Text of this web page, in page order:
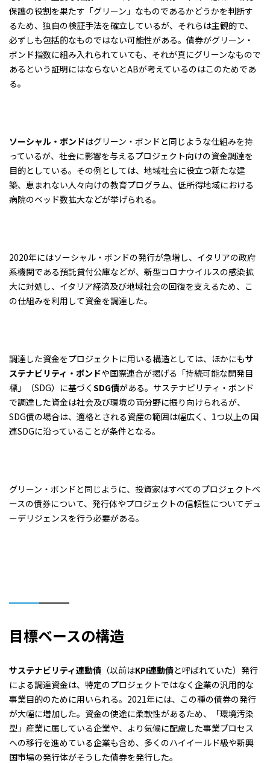
保護の役割を果たす「グリーン」なものであるかどうかを判断す
るため、独自の検証手法を確立しているが、それらは主観的で、
必ずしも包括的なものではない可能性がある。債券がグリーン・
ボンド指数に組み入れられていても、それが真にグリーンなもので
あるという証明にはならないとABが考えているのはこのためであ
る。
ソーシャル・ボンドはグリーン・ボンドと同じような仕組みを持
っているが、社会に影響を与えるプロジェクト向けの資金調達を
目的としている。その例としては、地域社会に役立つ新たな建
築、恵まれない人々向けの教育プログラム、低所得地域における
病院のベッド数拡大などが挙げられる。
2020年にはソーシャル・ボンドの発行が急増し、イタリアの政府
系機関である預託貸付公庫などが、新型コロナウイルスの感染拡
大に対処し、イタリア経済及び地域社会の回復を支えるため、こ
の仕組みを利用して資金を調達した。
調達した資金をプロジェクトに用いる構造としては、ほかにもサ
ステナビリティ・ボンドや国際連合が掲げる「持続可能な開発目
標」（SDG）に基づく SDG債がある。サステナビリティ・ボンド
で調達した資金は社会及び環境の両分野に振り向けられるが、
SDG債の場合は、適格とされる資産の範囲は幅広く、1つ以上の国
連SDGに沿っていることが条件となる。
グリーン・ボンドと同じように、投資家はすべてのプロジェクトベ
ースの債券について、発行体やプロジェクトの信頼性についてデュ
ーデリジェンスを行う必要がある。
目標ベースの構造
サステナビリティ連動債 （以前はKPI連動債と呼ばれていた）発行
による調達資金は、特定のプロジェクトではなく企業の汎用的な
事業目的のために用いられる。2021年には、この種の債券の発行
が大幅に増加した。資金の使途に柔軟性があるため、「環境汚染
型」産業に属している企業や、より気候に配慮した事業プロセス
への移行を進めている企業も含め、多くのハイイールド級や新興
国市場の発行体がそうした債券を発行した。